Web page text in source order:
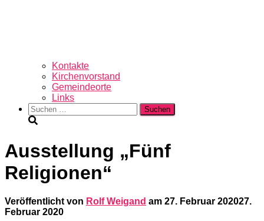
Kontakte
Kirchenvorstand
Gemeindeorte
Links
Suchen
nach:
Ausstellung „Fünf
Religionen“
Veröffentlicht von Rolf Weigand am 27. Februar 202027.
Februar 2020